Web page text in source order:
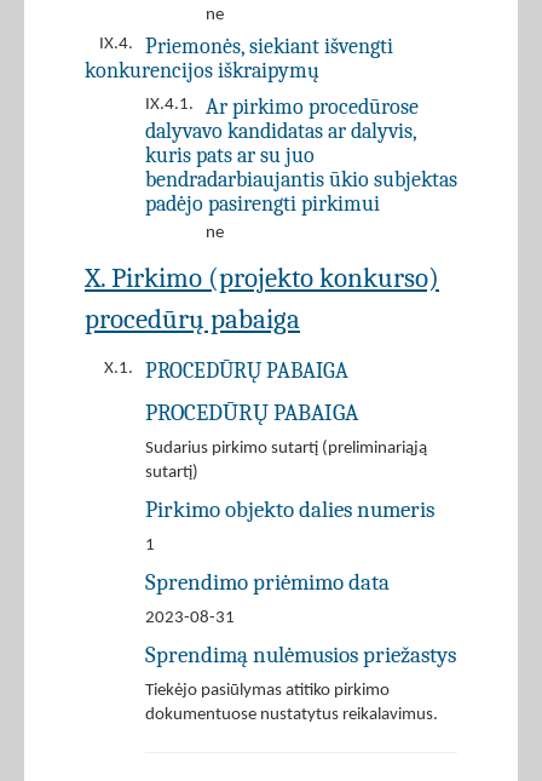
ne
IX.4.
Priemonės, siekiant išvengti
konkurencijos iškraipymų
IX.4.1.
Ar pirkimo procedūrose
dalyvavo kandidatas ar dalyvis,
kuris pats ar su juo
bendradarbiaujantis ūkio subjektas
padėjo pasirengti pirkimui
ne
X. Pirkimo (projekto konkurso)
procedūrų pabaiga
X.1. PROCEDŪRŲ PABAIGA
PROCEDŪRŲ PABAIGA
Sudarius pirkimo sutartį (preliminariąją
sutartį)
Pirkimo objekto dalies numeris
1
Sprendimo priėmimo data
2023-08-31
Sprendimą nulėmusios priežastys
Tiekėjo pasiūlymas atitiko pirkimo
dokumentuose nustatytus reikalavimus.